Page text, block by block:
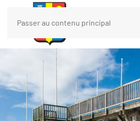
Passer au contenu principal